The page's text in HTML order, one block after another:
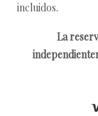
incluidos.
La